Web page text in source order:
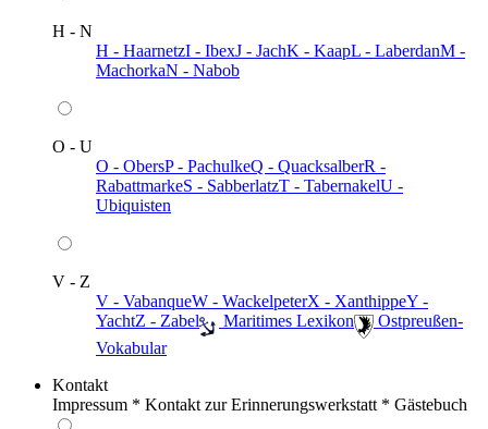
H - N
H - HaarnetzI - IbexJ - JachK - KaapL - LaberdanM -
MachorkaN - Nabob
O - U
O - ObersP - PachulkeQ - QuacksalberR -
RabattmarkeS - SabberlatzT - TabernakelU -
Ubiquisten
V - Z
V - VabanqueW - WackelpeterX - XanthippeY -
YachtZ - Zabel ️ Maritimes Lexikon
️ Ostpreußen-
Vokabular
Kontakt
Impressum * Kontakt zur Erinnerungswerkstatt * Gästebuch